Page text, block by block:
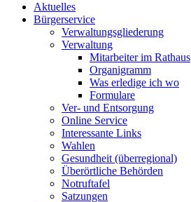
Aktuelles
Bürgerservice
Verwaltungsgliederung
Verwaltung
Mitarbeiter im Rathaus
Organigramm
Was erledige ich wo
Formulare
Ver- und Entsorgung
Online Service
Interessante Links
Wahlen
Gesundheit (überregional)
Überörtliche Behörden
Notruftafel
Satzungen